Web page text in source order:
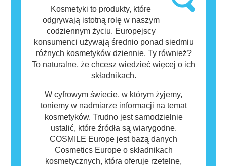
oznacza to jednak, że produkt nie jest
bezpieczny dla innych.
Kosmetyki to produkty, które
odgrywają istotną rolę w naszym
codziennym życiu. Europejscy
konsumenci używają średnio ponad siedmiu
różnych kosmetyków dziennie. Ty również?
To naturalne, że chcesz wiedzieć więcej o ich
składnikach.
W cyfrowym świecie, w którym żyjemy,
toniemy w nadmiarze informacji na temat
kosmetyków. Trudno jest samodzielnie
ustalić, które źródła są wiarygodne.
COSMILE Europe jest bazą danych
Cosmetics Europe o składnikach
kosmetycznych, która oferuje rzetelne,